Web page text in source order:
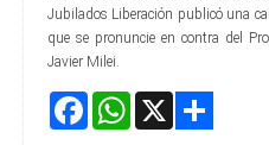
Jubilados Liberación publicó una
que se pronuncie en contra del
Javier Milei.
FacebookWhatsApp